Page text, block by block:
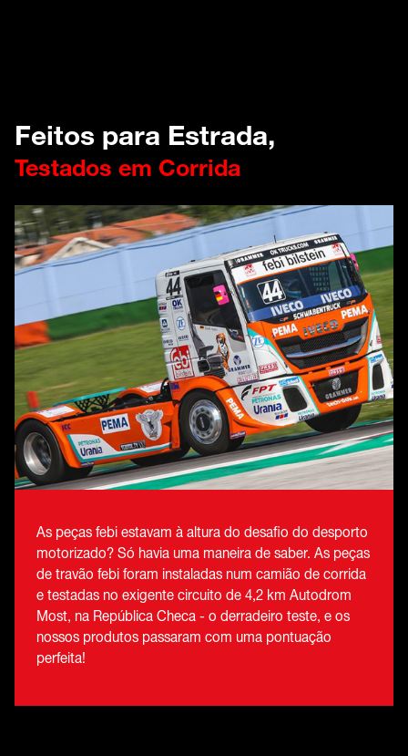
Feitos para Estrada,
Testados em Corrida
As peças febi estavam à altura do desafio do desporto
motorizado? Só havia uma maneira de saber. As peças
de travão febi foram instaladas num camião de corrida
e testadas no exigente circuito de 4,2 km Autodrom
Most, na República Checa - o derradeiro teste, e os
nossos produtos passaram com uma pontuação
perfeita!